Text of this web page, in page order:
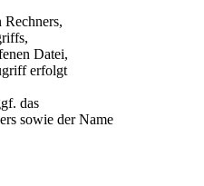
Rechners,
Datei,
erfolgt
das
sowie der Name